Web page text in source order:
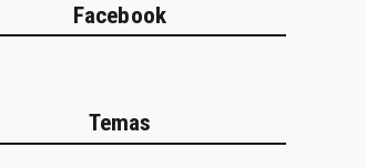
Facebook
Temas